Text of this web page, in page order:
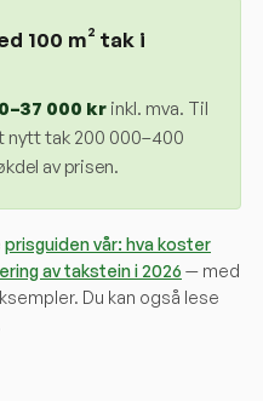
100 m² tak i
–37 000 kr inkl. mva. Til
nytt tak 200 000–400
av prisen.
prisguiden vår: hva koster
av takstein i 2026 — med
Du kan også lese